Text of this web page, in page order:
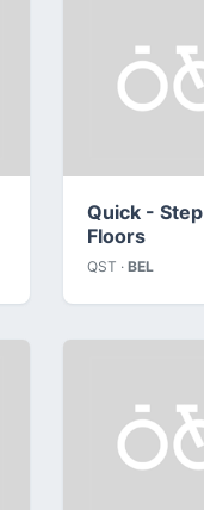
Quick - Step
Floors
QST · BEL